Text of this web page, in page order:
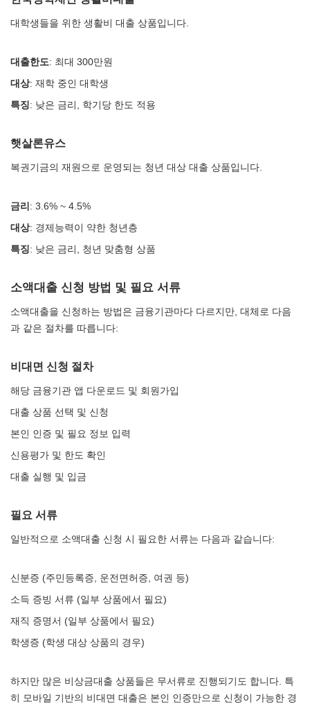
대학생들을 위한 생활비 대출 상품입니다.
대출한도: 최대 300만원
대상: 재학 중인 대학생
특징: 낮은 금리, 학기당 한도 적용
햇살론유스
복권기금의 재원으로 운영되는 청년 대상 대출 상품입니다.
금리 : 3.6% ~ 4.5%
대상: 경제능력이 약한 청년층
특징: 낮은 금리, 청년 맞춤형 상품
소액대출 신청 방법 및 필요 서류
소액대출을 신청하는 방법은 금융기관마다 다르지만, 대체로 다음
과 같은 절차를 따릅니다:
비대면 신청 절차
해당 금융기관 앱 다운로드 및 회원가입
대출 상품 선택 및 신청
본인 인증 및 필요 정보 입력
신용평가 및 한도 확인
대출 실행 및 입금
필요 서류
일반적으로 소액대출 신청 시 필요한 서류는 다음과 같습니다:
신분증 (주민등록증, 운전면허증, 여권 등)
소득 증빙 서류 (일부 상품에서 필요)
재직 증명서 (일부 상품에서 필요)
학생증 (학생 대상 상품의 경우)
하지만 많은 비상금대출 상품들은 무서류로 진행되기도 합니다. 특
히 모바일 기반의 비대면 대출은 본인 인증만으로 신청이 가능한 경